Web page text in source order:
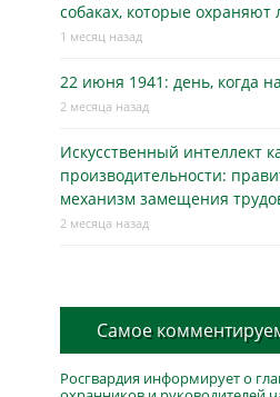
собаках, которые
1 месяц назад
22 июня 1941: день, когда
2 месяца назад
Искусственный интеллект
производительности:
механизм замещения
2 месяца назад
Самое
Росгвардия информирует о